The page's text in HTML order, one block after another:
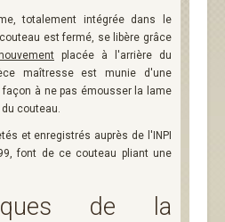
totalement intégrée dans le
est fermé, se libère grâce
placée à l'arrière du
maîtresse est munie d'une
à ne pas émousser la lame
couteau.
et enregistrés auprès de l'INPI
font de ce couteau pliant une
de la